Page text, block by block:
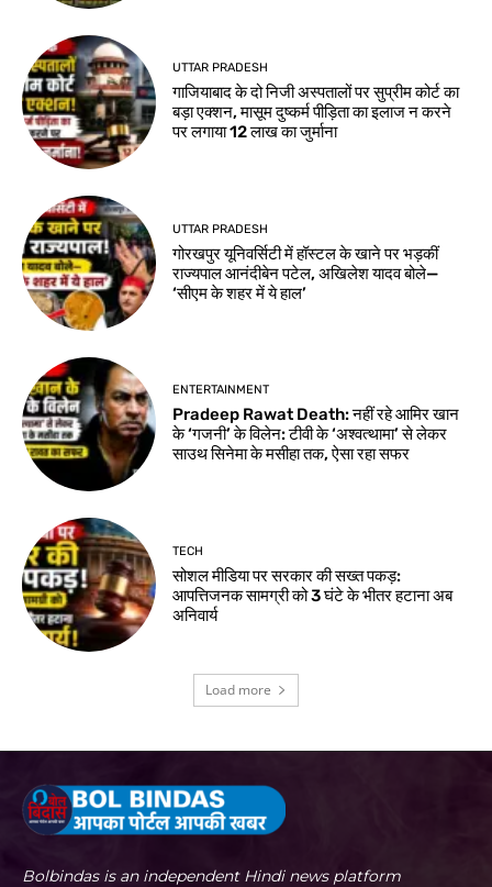
UTTAR PRADESH
गाजियाबाद के दो निजी अस्पतालों पर सुप्रीम कोर्ट का
बड़ा एक्शन, मासूम दुष्कर्म पीड़िता का इलाज न करने
पर लगाया 12 लाख का जुर्माना
UTTAR PRADESH
गोरखपुर यूनिवर्सिटी में हॉस्टल के खाने पर भड़कीं
राज्यपाल आनंदीबेन पटेल, अखिलेश यादव बोले—
‘सीएम के शहर में ये हाल’
ENTERTAINMENT
Pradeep Rawat Death: नहीं रहे आमिर खान
के ‘गजनी’ के विलेन: टीवी के ‘अश्वत्थामा’ से लेकर
साउथ सिनेमा के मसीहा तक, ऐसा रहा सफर
TECH
सोशल मीडिया पर सरकार की सख्त पकड़:
आपत्तिजनक सामग्री को 3 घंटे के भीतर हटाना अब
अनिवार्य
Load more
Bolbindas is an independent Hindi news platform